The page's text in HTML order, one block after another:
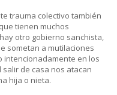
trauma colectivo también
tienen muchos
otro gobierno sanchista,
sometan a mutilaciones
intencionadamente en los
salir de casa nos atacan
hija o nieta.